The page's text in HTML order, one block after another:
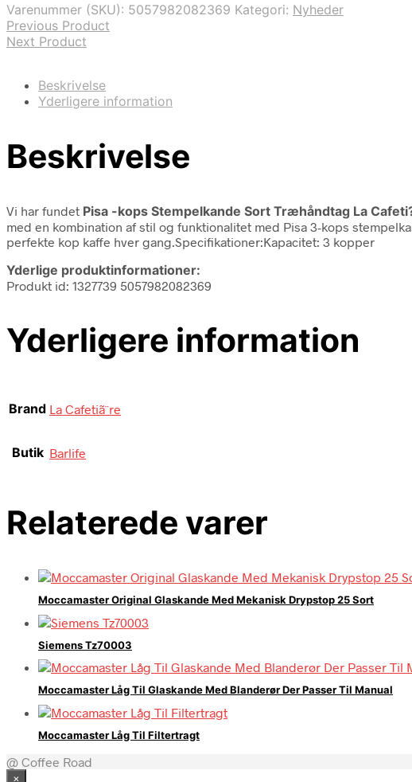
Varenummer (SKU): 5057982082369 Kategori: Nyheder
Previous Product
Next Product
Beskrivelse
Yderligere information
Beskrivelse
Vi har fundet Pisa -kops Stempelkande Sort Træhåndtag La
med en kombination af stil og funktionalitet med Pisa 3-kops
perfekte kop kaffe hver gang.Specifikationer:Kapacitet: 3 kopper
Yderlige produktinformationer:
Produkt id: 1327739 5057982082369
Yderligere information
Brand La Cafetiã¨re
Butik Barlife
Relaterede varer
Moccamaster Original Glaskande Med Mekanisk Drypstop 25 Sort
Siemens Tz70003
Moccamaster Låg Til Glaskande Med Blanderør Der Passer Til Manual
Moccamaster Låg Til Filtertragt
@ Coffee Road
×